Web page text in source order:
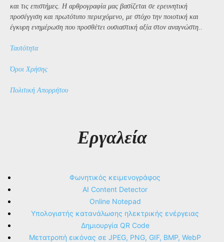
και τις επιστήμες. Η αρθρογραφία μας βασίζεται σε ερευνητική
προσέγγιση και πρωτότυπο περιεχόμενο, με στόχο την ποιοτική και
έγκυρη ενημέρωση που προσθέτει ουσιαστική αξία στον αναγνώστη..
Ταυτότητα
Όροι Χρήσης
Πολιτική Απορρήτου
Εργαλεία
Φωνητικός κειμενογράφος
AI Content Detector
Online Notepad
Υπολογιστής κατανάλωσης ηλεκτρικής ενέργειας
Δημιουργία QR Code
Μετατροπή εικόνας σε JPEG, PNG, GIF, BMP, WebP